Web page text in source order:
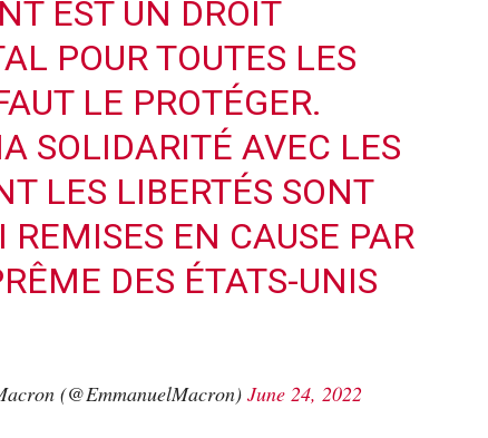
EST UN DROIT
POUR TOUTES LES
LE PROTÉGER.
SOLIDARITÉ AVEC LES
LES LIBERTÉS SONT
REMISES EN CAUSE PAR
DES ÉTATS-UNIS
(@EmmanuelMacron) June 24, 2022